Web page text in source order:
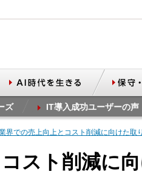
ズ IT導入成功ユーザーの声
界での売上向上とコスト削減に向けた取
スト削減に